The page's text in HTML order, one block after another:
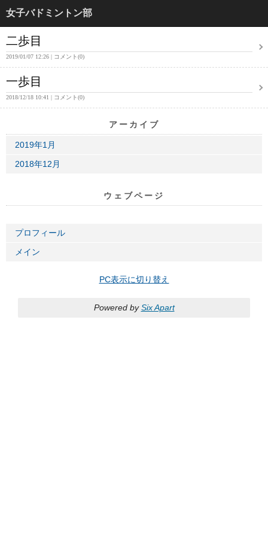
女子バドミントン部
二歩目
2019/01/07 12:26 コメント(0)
一歩目
2018/12/18 10:41 コメント(0)
アーカイブ
2019年1月
2018年12月
ウェブページ
プロフィール
メイン
PC表示に切り替え
Powered bySix Apart